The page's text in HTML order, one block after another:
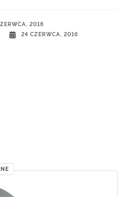
2016
24 CZERWCA, 2016